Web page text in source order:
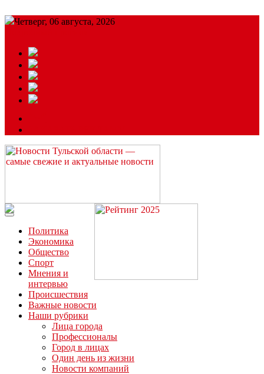
Четверг, 06 августа, 2026
Читайте последние новости дня в Тульской области на сайте
“ЗаНовомосковск”
Политика
Экономика
Общество
Спорт
Мнения и
интервью
Происшествия
Важные новости
Наши рубрики
Лица города
Профессионалы
Город в лицах
Один день из жизни
Новости компаний